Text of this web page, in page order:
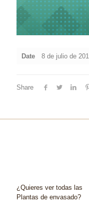
Date 8 de julio de
Share
¿Quieres ver todas las
Plantas de envasado?